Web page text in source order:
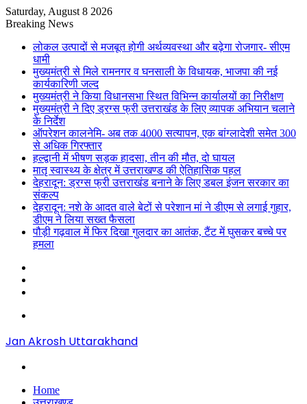
Saturday, August 8 2026
Breaking News
लोकल उत्पादों से मजबूत होगी अर्थव्यवस्था और बढ़ेगा रोजगार- सीएम
धामी
मुख्यमंत्री से मिले रामनगर व घनसाली के विधायक, भाजपा की नई
कार्यकारिणी जल्द
मुख्यमंत्री ने किया विधानसभा स्थित विभिन्न कार्यालयों का निरीक्षण
मुख्यमंत्री ने दिए ड्रग्स फ्री उत्तराखंड के लिए व्यापक अभियान चलाने
के निर्देश
ऑपरेशन कालनेमि- अब तक 4000 सत्यापन, एक बांग्लादेशी समेत 300
से अधिक गिरफ्तार
हल्द्वानी में भीषण सड़क हादसा, तीन की मौत, दो घायल
मातृ स्वास्थ्य के क्षेत्र में उत्तराखण्ड की ऐतिहासिक पहल
देहरादून: ड्रग्स फ्री उत्तराखंड बनाने के लिए डबल इंजन सरकार का
संकल्प
देहरादून: नशे के आदत वाले बेटों से परेशान मां ने डीएम से लगाई गुहार,
डीएम ने लिया सख्त फैसला
पौड़ी गढ़वाल में फिर दिखा गुलदार का आतंक, टैंट में घुसकर बच्चे पर
हमला
Jan Akrosh Uttarakhand
Home